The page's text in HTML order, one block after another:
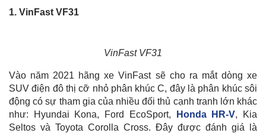
1. VinFast VF31
VinFast VF31
Vào năm 2021 hãng xe VinFast sẽ cho ra mắt dòng xe
SUV điện đô thị cỡ nhỏ phân khúc C, đây là phân khúc sôi
động có sự tham gia của nhiều đối thủ cạnh tranh lớn khác
như: Hyundai Kona, Ford EcoSport,
Honda HR-V, Kia
Seltos và Toyota Corolla Cross. Đây được đánh giá là